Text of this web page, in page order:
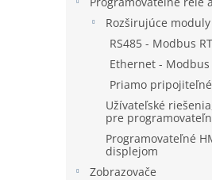
Rozširujúce moduly
RS485 - Modbus
Ethernet - Modbus
Priamo
Užívateľské
pre
Programovateľné
displejom
Zobrazovače